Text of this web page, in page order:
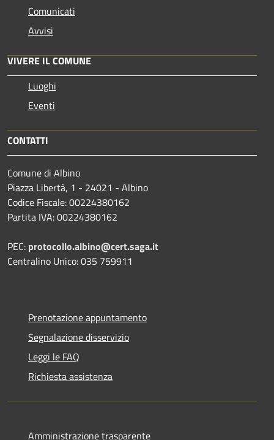
Comunicati
Avvisi
VIVERE IL COMUNE
Luoghi
Eventi
CONTATTI
Comune di Albino
Piazza Libertà, 1 - 24021 - Albino
Codice Fiscale: 00224380162
Partita IVA: 00224380162
PEC: protocollo.albino@cert.saga.it
Centralino Unico: 035 759911
Prenotazione appuntamento
Segnalazione disservizio
Leggi le FAQ
Richiesta assistenza
Amministrazione trasparente